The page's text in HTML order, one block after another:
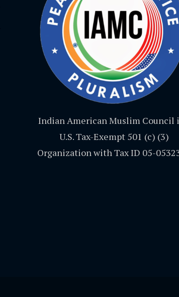
Indian American Muslim Council
U.S. Tax-Exempt 501 (c) (3)
Organization with Tax ID 05-